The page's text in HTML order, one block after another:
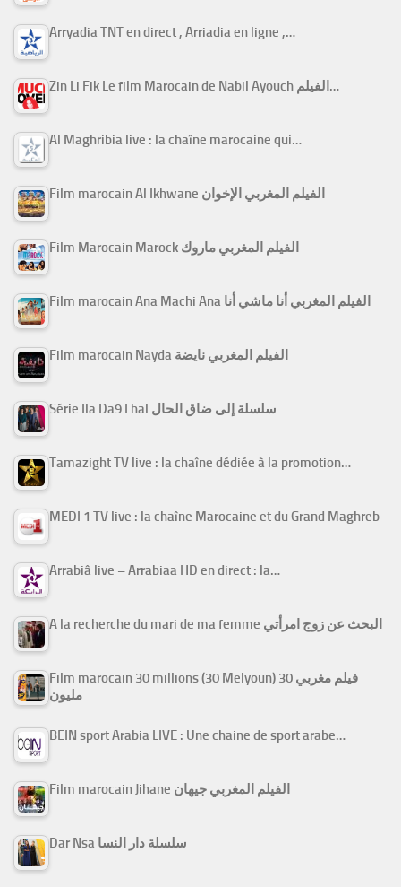
Arryadia TNT en direct , Arriadia en ligne ,…
Zin Li Fik Le film Marocain de Nabil Ayouch الفيلم…
Al Maghribia live : la chaîne marocaine qui…
Film marocain Al Ikhwane الفيلم المغربي الإخوان
Film Marocain Marock الفيلم المغربي ماروك
Film marocain Ana Machi Ana الفيلم المغربي أنا ماشي أنا
Film marocain Nayda الفيلم المغربي نايضة
Série Ila Da9 Lhal سلسلة إلى ضاق الحال
Tamazight TV live : la chaîne dédiée à la promotion…
MEDI 1 TV live : la chaîne Marocaine et du Grand Maghreb
Arrabiâ live – Arrabiaa HD en direct : la…
A la recherche du mari de ma femme البحث عن زوج امرأتي
Film marocain 30 millions (30 Melyoun) فيلم مغربي 30
مليون
BEIN sport Arabia LIVE : Une chaine de sport arabe…
Film marocain Jihane الفيلم المغربي جيهان
Dar Nsa سلسلة دار النسا